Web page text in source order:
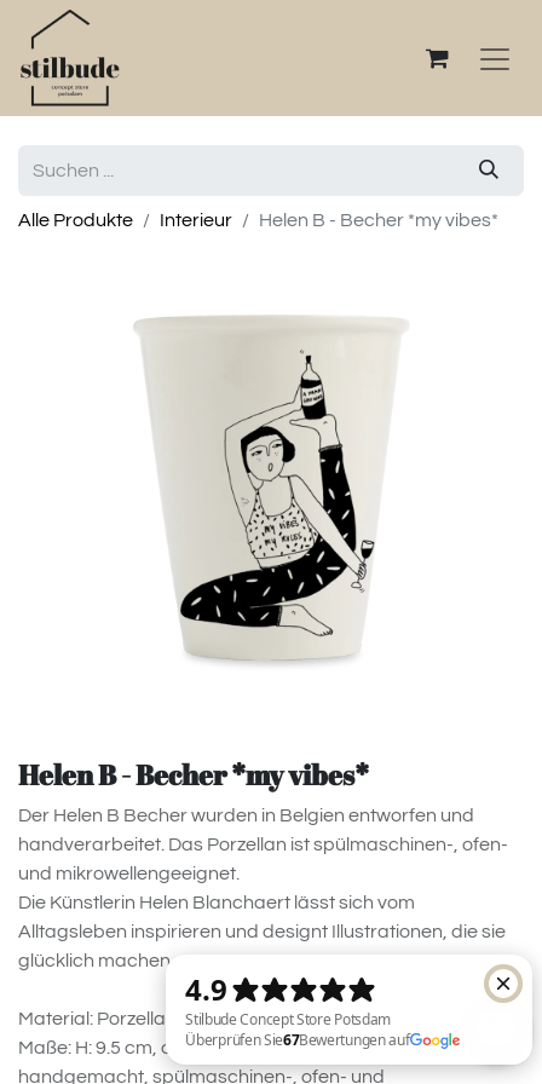
Alle Produkte Interieur Helen B - Becher *my vibes*
Helen B - Becher *my vibes*
Der Helen B Becher wurden in Belgien entworfen und
handverarbeitet. Das Porzellan ist spülmaschinen-, ofen-
und mikrowellengeeignet.
Die Künstlerin Helen Blanchaert lässt sich vom
Alltagsleben inspirieren und designt Illustrationen, die sie
glücklich machen.
Material: Porzellan
Maße: H: 9.5 cm, ca. 220ml
handgemacht, spülmaschinen-, ofen- und